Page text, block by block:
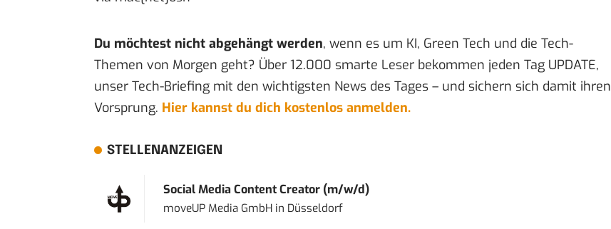
Du möchtest nicht abgehängt werden, wenn es um KI, Green Tech und die Tech-
Themen von Morgen geht? Über 12.000 smarte Leser bekommen jeden Tag UPDATE,
unser Tech-Briefing mit den wichtigsten News des Tages – und sichern sich damit ihren
Vorsprung. Hier kannst du dich kostenlos anmelden.
STELLENANZEIGEN
Social Media Content Creator (m/w/d)
moveUP Media GmbHin Düsseldorf